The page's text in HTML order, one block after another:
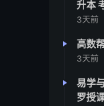
升本
3天前
高数
3天前
易学
罗授